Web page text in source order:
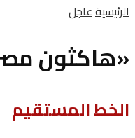
الرئيسيةعاجل
«هاكثون
الخط‭ ‬المستقيم